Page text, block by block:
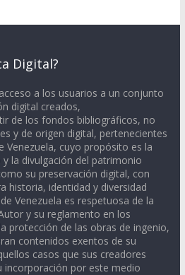
Digital?
a los usuarios a un conjunto
digital creados,
de los fondos bibliográficos, no
y de origen digital, pertenecientes
Venezuela, cuyo propósito es la
la divulgación del patrimonio
su preservación digital, con
historia, identidad y diversidad
Venezuela es respetuosa de la
y su reglamento en los
protección de las obras de ingenio,
contenidos exentos de su
casos que sus creadores
por este medio